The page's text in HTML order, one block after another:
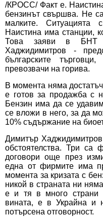
/КРОСС/ Факт е.
бензинът свършва. Не
малките. Ситуацията
Наистина има станции,
Това заяви в БНТ
Хаджидимитров -
българските
превозвачи на горива.
В момента няма
е готов за продажба с
Бензин има да се
се вложи в него, за да
10% съдържание на
Димитър
обстоятелства. Три са
договори още през
една от фирмите има
момента за кризата с
никой в страната ни
е и тя в много страни
вината, е в Украйна и
потърсена отговорност.